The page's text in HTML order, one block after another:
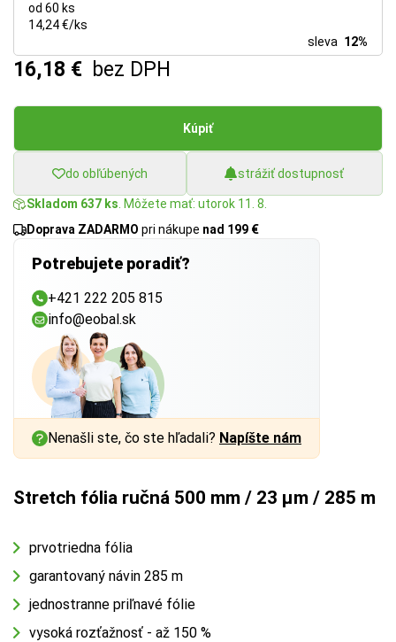
od 60 ks
14,24 €/ks
sleva 12%
16,18 € bez DPH
Kúpiť
do obľúbených strážiť dostupnosť
Skladom 637 ks . Môžete mať: utorok 11. 8.
Doprava ZADARMO pri nákupe nad 199 €
Potrebujete poradiť?
+421 222 205 815
info@eobal.sk
Nenašli ste, čo ste hľadali? Napíšte nám
Stretch fólia ručná 500 mm / 23 µm / 285 m
prvotriedna fólia
garantovaný návin 285 m
jednostranne priľnavé fólie
vysoká rozťažnosť - až 150 %